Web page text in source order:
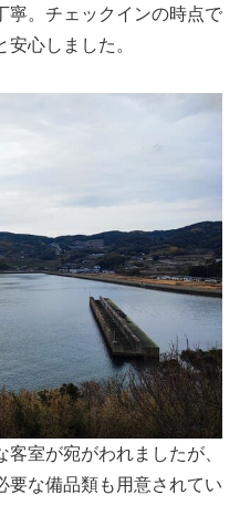
寧。チェックインの時点で
安心しました。
室が宛がわれましたが、
要な備品類も用意されてい